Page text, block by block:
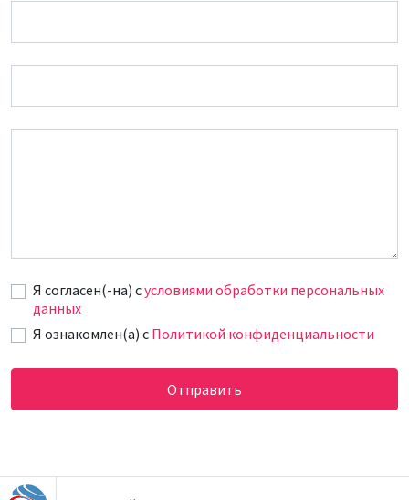
Я согласен(-на) cусловиями обработки персональных
данных
Я ознакомлен(а) с Политикой конфиденциальности
Отправить